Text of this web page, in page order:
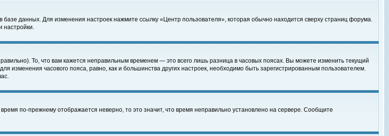
данных. Для изменения настроек нажмите ссылку «Центр пользователя», которая обычно находится сверху страниц форума.
настройки.
То, что вам кажется неправильным временем — это всего лишь разница в часовых поясах. Вы можете изменить текущий
изменения часового пояса, равно, как и большинства других настроек, необходимо быть зарегистрированным пользователем.
время по-прежнему отображается неверно, то это значит, что время неправильно установлено на сервере. Сообщите